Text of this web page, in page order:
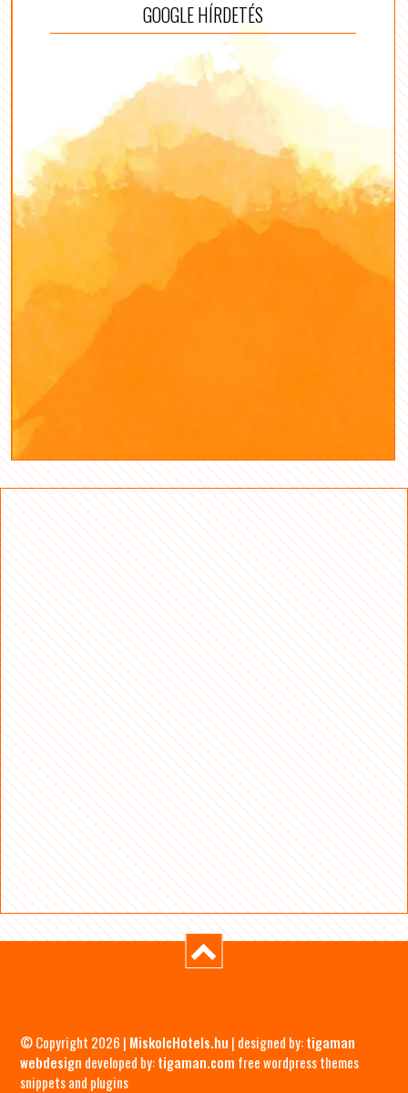
GOOGLE HÍRDETÉS
© Copyright 2026 | MiskolcHotels.hu | designed by:tigaman
webdesign developed by:tigaman.com free wordpress themes
snippets and plugins